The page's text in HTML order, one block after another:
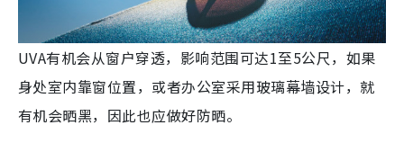
UVA有机会从窗户穿透，影响范围可达1至5公尺，如果
身处室内靠窗位置，或者办公室采用玻璃幕墙设计，就
有机会晒黑，因此也应做好防晒。